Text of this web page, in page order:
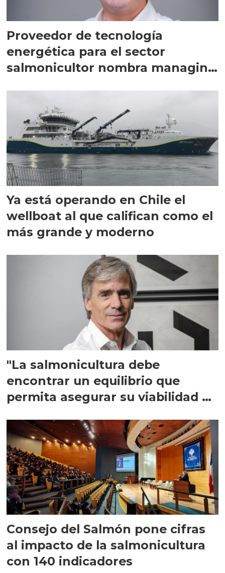
Proveedor de tecnología
energética para el sector
salmonicultor nombra managing
Ya está operando en Chile el
wellboat al que califican como el
más grande y moderno
"La salmonicultura debe
encontrar un equilibrio que
permita asegurar su viabilidad de
Consejo del Salmón pone cifras
al impacto de la salmonicultura
con 140 indicadores